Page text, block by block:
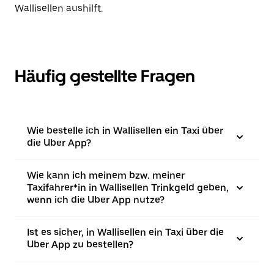
Wallisellen aushilft.
Häufig gestellte Fragen
Wie bestelle ich in Wallisellen ein Taxi über
die Uber App?
Wie kann ich meinem bzw. meiner
Taxifahrer*in in Wallisellen Trinkgeld geben,
wenn ich die Uber App nutze?
Ist es sicher, in Wallisellen ein Taxi über die
Uber App zu bestellen?